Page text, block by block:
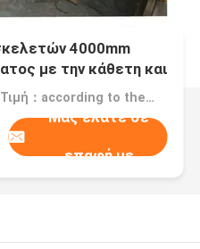
4000mm
με την κάθετη και
Τιμή：according to the machine requirement
Μας ελάτε σε
επαφή με